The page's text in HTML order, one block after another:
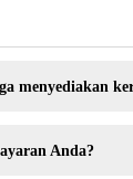
menyediakan
Anda?